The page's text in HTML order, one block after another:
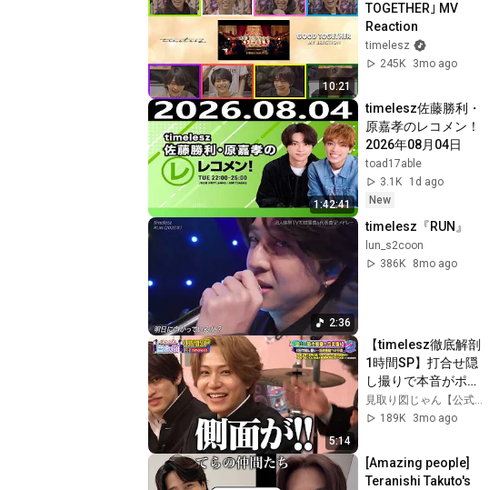
10:21
TOGETHER｣ MV
Reaction
timelesz
245K
3mo ago
1:42:41
timelesz佐藤勝利・
原嘉孝のレコメン！
2026年08月04日
toad17able
3.1K
1d ago
New
2:36
timelesz『RUN』
lun_s2coon
386K
8mo ago
5:14
【timelesz徹底解剖
1時間SP】打合せ隠
し撮りで本音がポロ
り…!? メンバーが密
かに抱く菊池風磨へ
は…!!｜騒音上等!!音
鳴り部 #TVer で過
見取り図じゃん【公式】
189K
3mo ago
[Amazing people]
Teranishi Takuto's